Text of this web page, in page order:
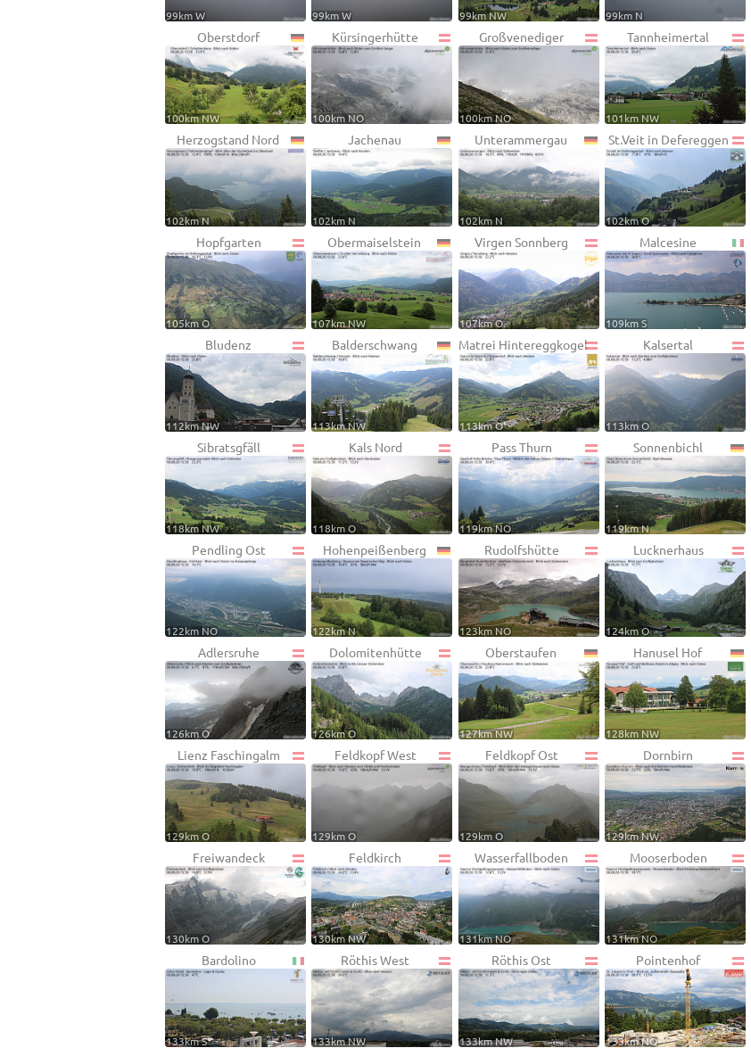
99km W 99km W 99km NW 99km N
Oberstdorf
100km NW
Kürsingerhütte
100km NO
Großvenediger
100km NO
Tannheimertal
101km NW
Herzogstand Nord
102km N
Jachenau
102km N
Unterammergau
102km N
St.Veit in Defereggen
102km O
Hopfgarten
105km O
Obermaiselstein
107km NW
Virgen Sonnberg
107km O
Malcesine
109km S
Bludenz
112km NW
Balderschwang
113km NW
Matrei Hintereggkogel
113km O
Kalsertal
113km O
Sibratsgfäll
118km NW
Kals Nord
118km O
Pass Thurn
119km NO
Sonnenbichl
119km N
Pendling Ost
122km NO
Hohenpeißenberg
122km N
Rudolfshütte
123km NO
Lucknerhaus
124km O
Adlersruhe
126km O
Dolomitenhütte
126km O
Oberstaufen
127km NW
Hanusel Hof
128km NW
Lienz Faschingalm
129km O
Feldkopf West
129km O
Feldkopf Ost
129km O
Dornbirn
129km NW
Freiwandeck
130km O
Feldkirch
130km NW
Wasserfallboden
131km NO
Mooserboden
131km NO
Bardolino
133km S
Röthis West
133km NW
Röthis Ost
133km NW
Pointenhof
133km NO